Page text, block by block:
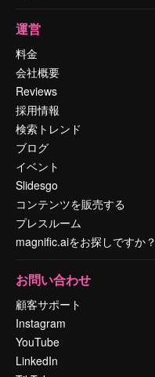
運営
料金
会社概要
Reviews
採用情報
検索トレンド
ブログ
イベント
Slidesgo
コンテンツを販売する
プレスルーム
magnific.aiをお探しですか？
お問い合わせ
顧客サポート
Instagram
YouTube
LinkedIn